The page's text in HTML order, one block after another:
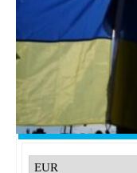
EUR: 5,2554
USD: 4,5584
CHF
: 5,6244
GBP